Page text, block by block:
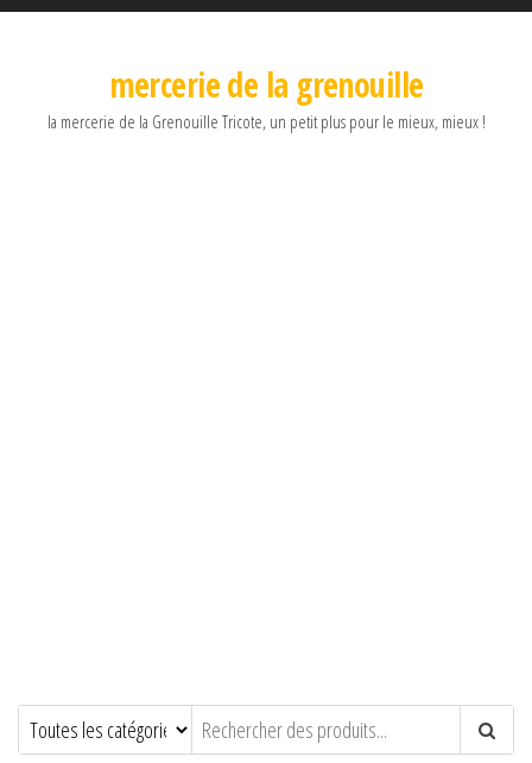
mercerie de la grenouille
la mercerie de la Grenouille Tricote, un petit plus pour le mieux, mieux !